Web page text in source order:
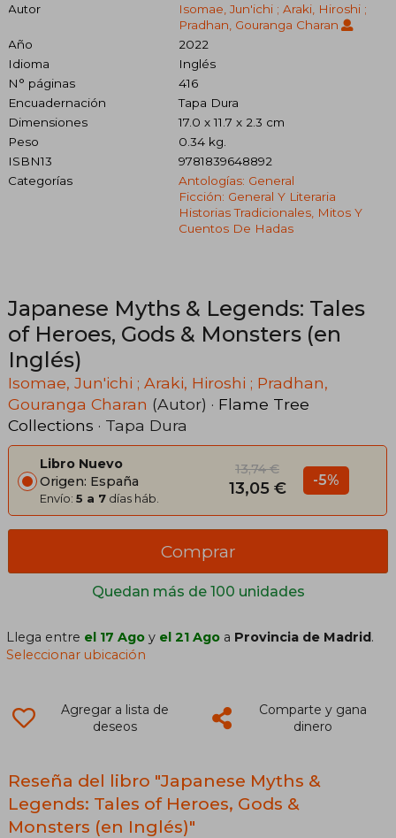
Autor
Isomae, Jun'ichi ; Araki, Hiroshi ;
Pradhan, Gouranga Charan
Año
2022
Idioma
Inglés
N° páginas
416
Encuadernación
Tapa Dura
Dimensiones
17.0 x 11.7 x 2.3 cm
Peso
0.34 kg.
ISBN13
9781839648892
Categorías
Antologías: General
Ficción: General Y Literaria
Historias Tradicionales, Mitos Y
Cuentos De Hadas
Japanese Myths & Legends: Tales
of Heroes, Gods & Monsters (en
Inglés)
Isomae, Jun'ichi ; Araki, Hiroshi ; Pradhan,
Gouranga Charan (Autor) · Flame Tree
Collections · Tapa Dura
Libro Nuevo
Origen: España
Envío: 5 a 7 días háb.
13,74 €
13,05 € -5%
Quedan más de 100 unidades
Comprar
Llega entre el 17 Ago y el 21 Ago a Provincia de Madrid.
Seleccionar ubicación
Agregar a lista de
deseos
Comparte y gana
dinero
Reseña del libro "Japanese Myths &
Legends: Tales of Heroes, Gods &
Monsters (en Inglés)"